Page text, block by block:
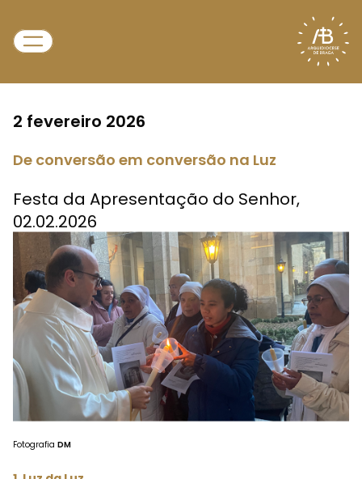
2 fevereiro 2026
De conversão em conversão na Luz
Festa da Apresentação do Senhor,
02.02.2026
Fotografia DM